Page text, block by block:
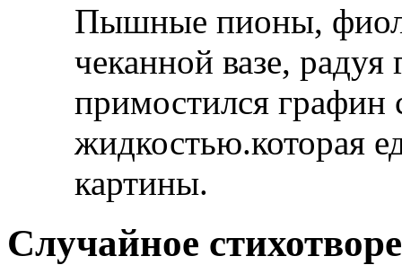
Пышные пионы,
чеканной вазе,
примостился графин
жидкостью.которая
картины.
Случайное